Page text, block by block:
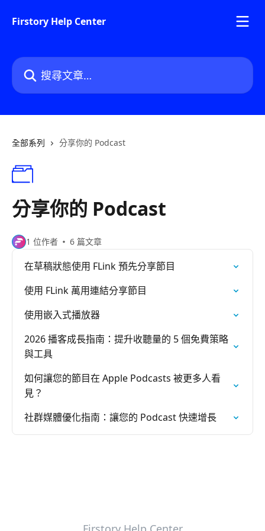
Firstory Help Center
搜尋文章…
全部系列 分享你的 Podcast
分享你的 Podcast
1 位作者 6 篇文章
在草稿狀態使用 FLink 預先分享節目
使用 FLink 萬用連結分享節目
使用嵌入式播放器
2026 播客成長指南：提升收聽量的 5 個免費策略
與工具
如何讓您的節目在 Apple Podcasts 被更多人看
見？
社群媒體優化指南：讓您的 Podcast 快速增長